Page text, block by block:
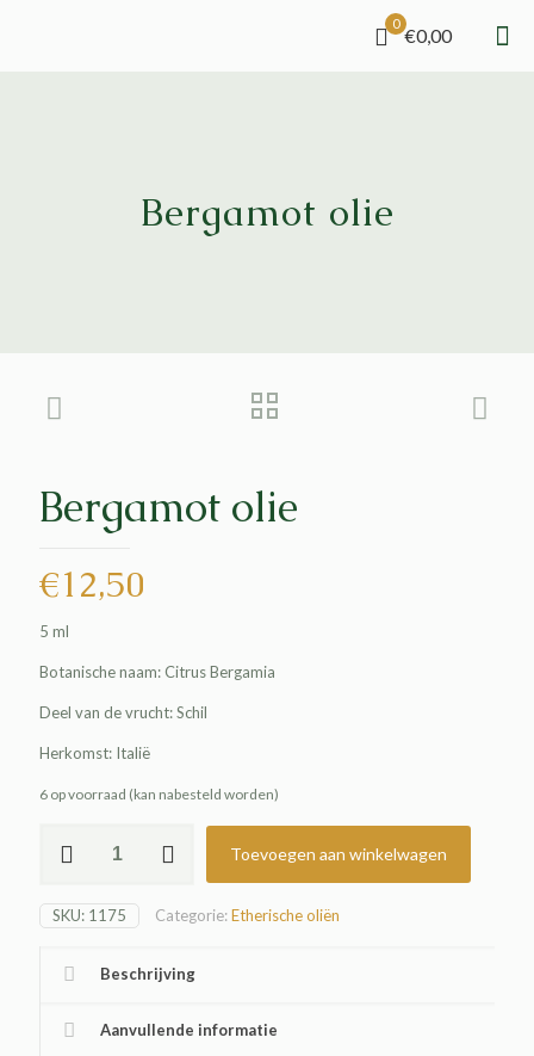
0
€0,00
Bergamot olie
Bergamot olie
€12,50
5 ml
Botanische naam: Citrus Bergamia
Deel van de vrucht: Schil
Herkomst: Italië
6 op voorraad (kan nabesteld worden)
Toevoegen aan winkelwagen
SKU: 1175 Categorie:Etherische oliën
Beschrijving
Aanvullende informatie